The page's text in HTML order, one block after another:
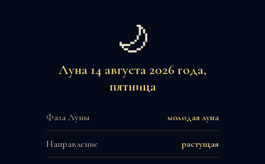
🌙
Луна 14 августа 2026 года,
пятница
Фаза Луны молодая луна
Направление растущая